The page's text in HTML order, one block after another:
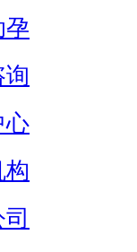
孕
询
心
构